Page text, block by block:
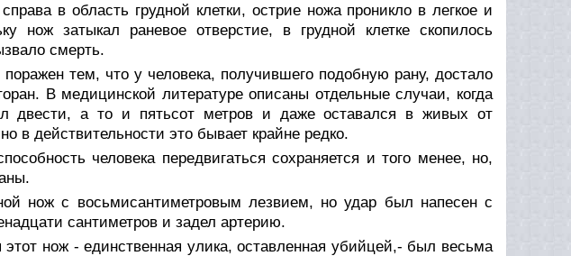
в область грудной клетки, острие ножа проникло в легкое и
нож затыкал раневое отверстие, в грудной клетке скопилось
смерть.
тем, что у человека, получившего подобную рану, достало
В медицинской литературе описаны отдельные случаи, когда
двести, а то и пятьсот метров и даже оставался в живых от
в действительности это бывает крайне редко.
человека передвигаться сохраняется и того менее, но,
нож с восьмисантиметровым лезвием, но удар был напесен с
сантиметров и задел артерию.
нож - единственная улика, оставленная убийцей,- был весьма